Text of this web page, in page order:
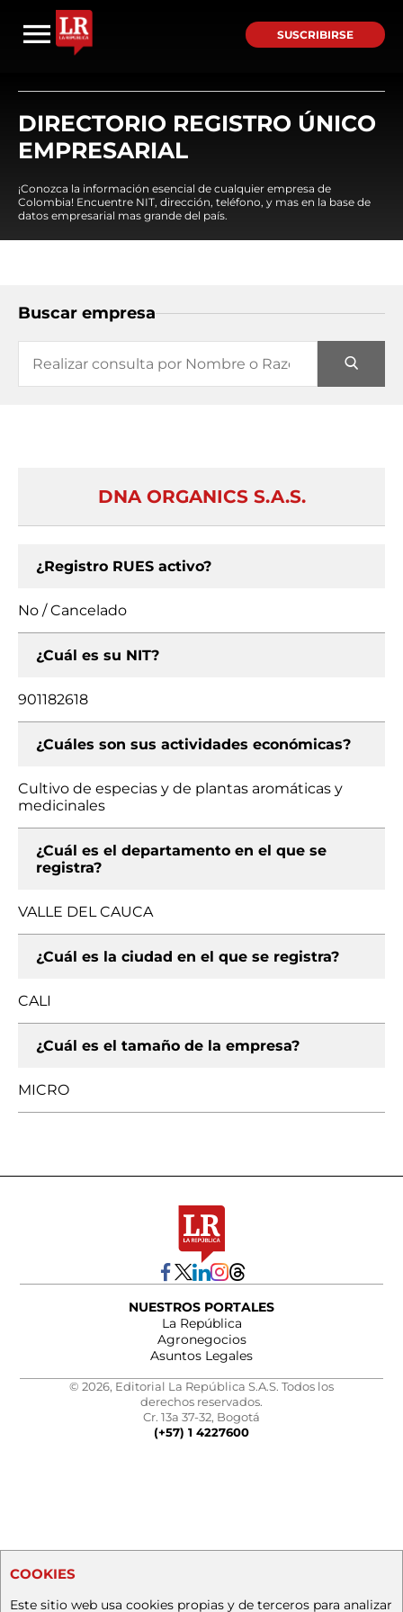
SUSCRIBIRSE
DIRECTORIO REGISTRO ÚNICO
EMPRESARIAL
¡Conozca la información esencial de cualquier empresa de
Colombia! Encuentre NIT, dirección, teléfono, y mas en la base de
datos empresarial mas grande del país.
Buscar empresa
DNA ORGANICS S.A.S.
¿Registro RUES activo?
No / Cancelado
¿Cuál es su NIT?
901182618
¿Cuáles son sus actividades económicas?
Cultivo de especias y de plantas aromáticas y
medicinales
¿Cuál es el departamento en el que se
registra?
VALLE DEL CAUCA
¿Cuál es la ciudad en el que se registra?
CALI
¿Cuál es el tamaño de la empresa?
MICRO
NUESTROS PORTALES
La República
Agronegocios
Asuntos Legales
© 2026, Editorial La República S.A.S. Todos los
derechos reservados.
Cr. 13a 37-32, Bogotá
(+57) 1 4227600
COOKIES
Este sitio web usa cookies propias y de terceros para analizar